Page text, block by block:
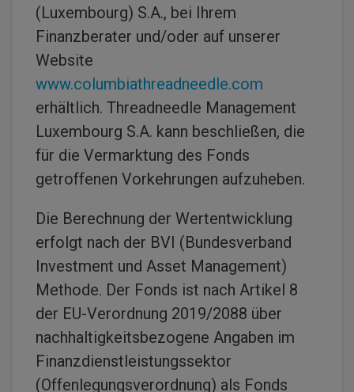
(Luxembourg) S.A., bei Ihrem
Finanzberater und/oder auf unserer
Website
www.columbiathreadneedle.com
erhältlich. Threadneedle Management
Luxembourg S.A. kann beschließen, die
für die Vermarktung des Fonds
getroffenen Vorkehrungen aufzuheben.
Die Berechnung der Wertentwicklung
erfolgt nach der BVI (Bundesverband
Investment und Asset Management)
Methode. Der Fonds ist nach Artikel 8
der EU-Verordnung 2019/2088 über
nachhaltigkeitsbezogene Angaben im
Finanzdienstleistungssektor
(Offenlegungsverordnung) als Fonds